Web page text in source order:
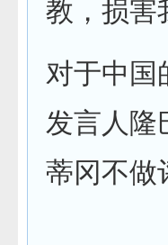
教，损害
对于中国
发言人隆
蒂冈不做